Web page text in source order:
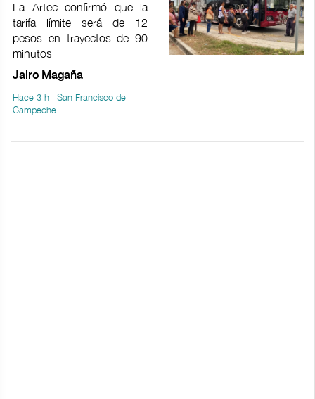
La Artec confirmó que la
tarifa límite será de 12
pesos en trayectos de 90
minutos
Jairo Magaña
Hace 3 h | San Francisco de
Campeche